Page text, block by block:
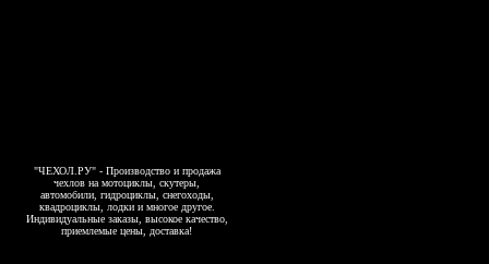
"ЧЕХОЛ.РУ" - Производство и продажа
чехлов на мотоциклы, скутеры,
автомобили, гидроциклы, снегоходы,
квадроциклы, лодки и многое другое.
Индивидуальные заказы, высокое качество,
приемлемые цены, доставка!